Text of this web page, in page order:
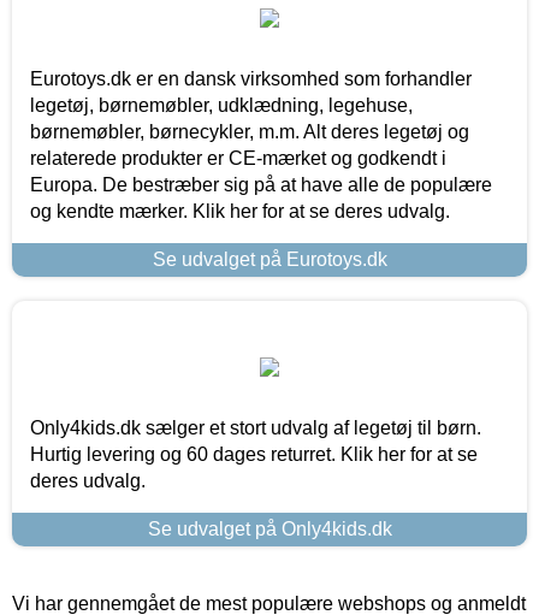
Eurotoys.dk er en dansk virksomhed som forhandler
legetøj, børnemøbler, udklædning, legehuse,
børnemøbler, børnecykler, m.m. Alt deres legetøj og
relaterede produkter er CE-mærket og godkendt i
Europa. De bestræber sig på at have alle de populære
og kendte mærker. Klik her for at se deres udvalg.
Se udvalget på Eurotoys.dk
Only4kids.dk sælger et stort udvalg af legetøj til børn.
Hurtig levering og 60 dages returret. Klik her for at se
deres udvalg.
Se udvalget på Only4kids.dk
Vi har gennemgået de mest populære webshops og anmeldt